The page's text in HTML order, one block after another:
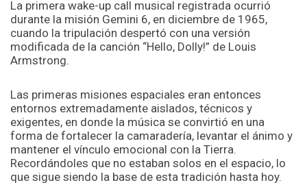
La primera wake-up call musical registrada ocurrió
durante la misión Gemini 6, en diciembre de 1965,
cuando la tripulación despertó con una versión
modificada de la canción “Hello, Dolly!” de Louis
Armstrong.
Las primeras misiones espaciales eran entonces
entornos extremadamente aislados, técnicos y
exigentes, en donde la música se convirtió en una
forma de fortalecer la camaradería, levantar el ánimo y
mantener el vínculo emocional con la Tierra.
Recordándoles que no estaban solos en el espacio, lo
que sigue siendo la base de esta tradición hasta hoy.